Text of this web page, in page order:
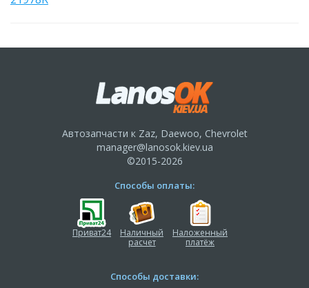
Автозапчасти к Zaz, Daewoo, Chevrolet
manager@lanosok.kiev.ua
©2015-2026
Способы оплаты:
Приват24
Наличный
расчет
Наложенный
платёж
Способы доставки: